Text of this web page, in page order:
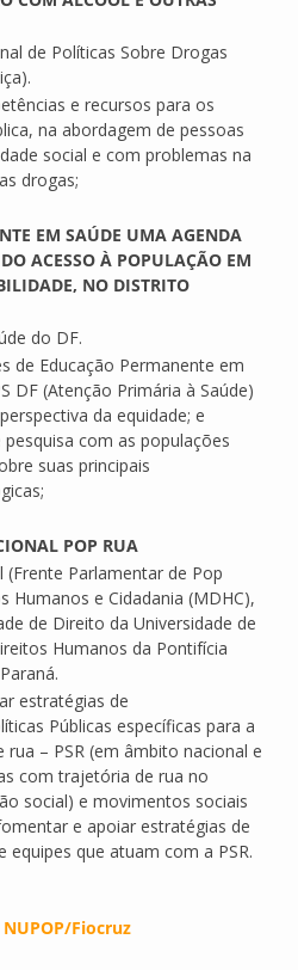
de Políticas Sobre Drogas
e recursos para os
na abordagem de pessoas
social e com problemas na
drogas;
EM SAÚDE UMA AGENDA
ACESSO À POPULAÇÃO EM
NO DISTRITO
do DF.
de Educação Permanente em
DF (Atenção Primária à Saúde)
da equidade; e
com as populações
suas principais
POP RUA
(Frente Parlamentar de Pop
Humanos e Cidadania (MDHC),
de Direito da Universidade de
Humanos da Pontifícia
estratégias de
Públicas específicas para a
– PSR (em âmbito nacional e
com trajetória de rua no
social) e movimentos sociais
e apoiar estratégias de
equipes que atuam com a PSR.
Fiocruz